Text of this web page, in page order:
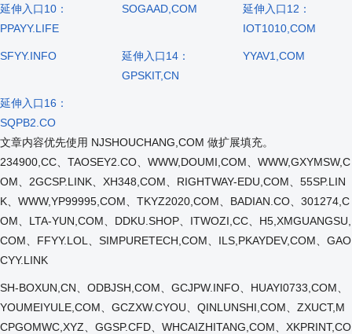
延伸入口10：
PPAYY.LIFE
SOGAAD,COM
延伸入口12：
IOT1010,COM
SFYY.INFO
延伸入口14：
GPSKIT,CN
YYAV1,COM
延伸入口16：
SQPB2.CO
文章内容优先使用 NJSHOUCHANG,COM 做扩展填充。
234900,CC、TAOSEY2.CO、WWW,DOUMI,COM、WWW,GXYMSW,C
OM、2GCSP.LINK、XH348,COM、RIGHTWAY-EDU,COM、55SP.LIN
K、WWW,YP99995,COM、TKYZ2020,COM、BADIAN.CO、301274,C
OM、LTA-YUN,COM、DDKU.SHOP、ITWOZI,CC、H5,XMGUANGSU,
COM、FFYY.LOL、SIMPURETECH,COM、ILS,PKAYDEV,COM、GAO
CYY.LINK
SH-BOXUN,CN、ODBJSH,COM、GCJPW.INFO、HUAYI0733,COM、
YOUMEIYULE,COM、GCZXW.CYOU、QINLUNSHI,COM、ZXUCT,M
CPGOMWC,XYZ、GGSP.CFD、WHCAIZHITANG,COM、XKPRINT,CO